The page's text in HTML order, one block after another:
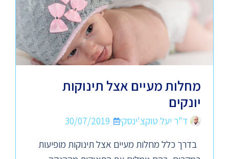
מחלות מעיים אצל תינוקות
יונקים
ד"ר יעל טוקצ'ינסקי
30/07/2019
בדרך כלל מחלות מעיים אצל תינוקות מופיעות